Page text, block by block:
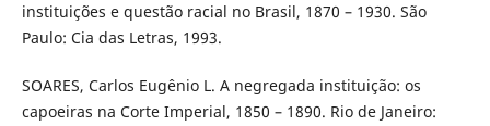
instituições e questão racial no Brasil, 1870 – 1930. São
Paulo: Cia das Letras, 1993.
SOARES, Carlos Eugênio L. A negregada instituição: os
capoeiras na Corte Imperial, 1850 – 1890. Rio de Janeiro: